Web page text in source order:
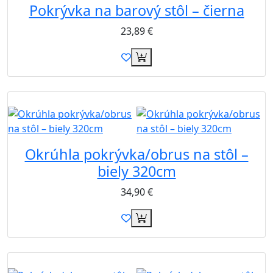
Pokrývka na barový stôl – čierna
23,89€
Okrúhla pokrývka/obrus na stôl –
biely 320cm
34,90€